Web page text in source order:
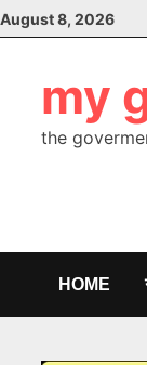
Skip
to
August 8, 2026
my
the
HOME